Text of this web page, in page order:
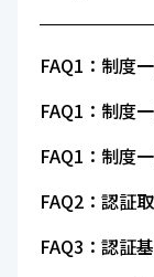
FAQ1：制度
FAQ1：制度
FAQ1：制度
FAQ2：認証
FAQ3：認証